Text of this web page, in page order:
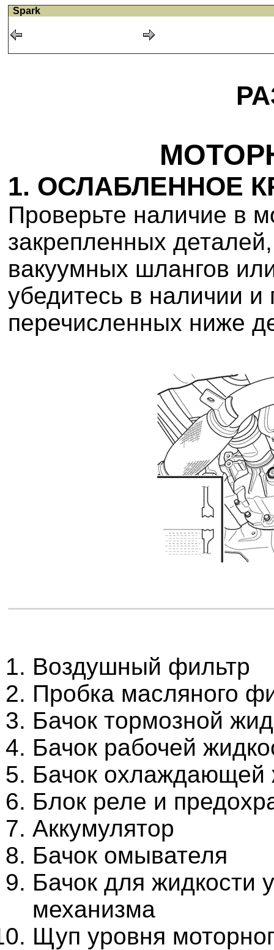
Spark
1. ОСЛАБЛЕННОЕ
Проверьте наличие в
закрепленных
вакуумных шлангов
убедитесь в наличии
перечисленных ниже
Воздушный фильтр
Пробка масляного
Бачок тормозной
Бачок рабочей
Бачок охлаждающей
Блок реле и
Аккумулятор
Бачок омывателя
Бачок для жидкости
механизма
Щуп уровня